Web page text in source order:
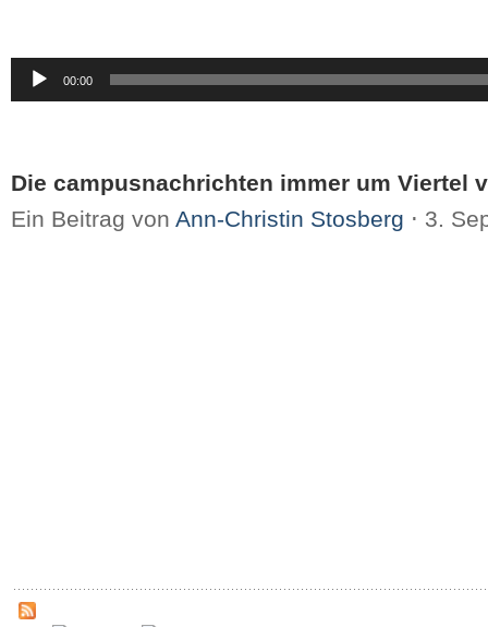
Audio-
Player
00:00
Die campusnachrichten immer um Viertel
Ein Beitrag von Ann-Christin Stosberg ⋅ 3.